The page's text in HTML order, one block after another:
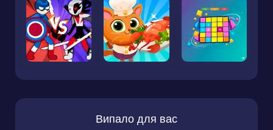
Випало для вас